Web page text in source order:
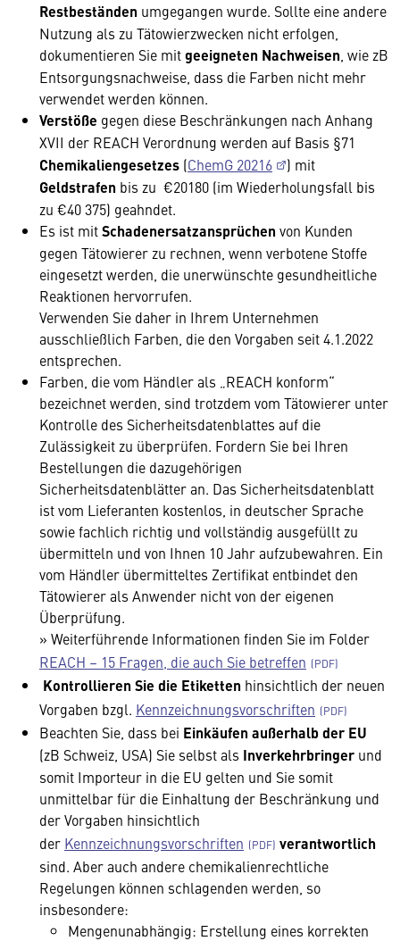
Restbeständen umgegangen wurde. Sollte eine andere
Nutzung als zu Tätowierzwecken nicht erfolgen,
dokumentieren Sie mitgeeigneten Nachweisen , wie zB
Entsorgungsnachweise, dass die Farben nicht mehr
verwendet werden können.
Verstöße gegen diese Beschränkungen nach Anhang
XVII der REACH Verordnung werden auf Basis §71
Chemikaliengesetzes (ChemG 20216 ) mit
Geldstrafen bis zu €20180 (im Wiederholungsfall bis
zu €40 375) geahndet.
Es ist mitSchadenersatzansprüchen von Kunden
gegen Tätowierer zu rechnen, wenn verbotene Stoffe
eingesetzt werden, die unerwünschte gesundheitliche
Reaktionen hervorrufen.
Verwenden Sie daher in Ihrem Unternehmen
ausschließlich Farben, die den Vorgaben seit 4.1.2022
entsprechen.
Farben, die vom Händler als „REACH konform“
bezeichnet werden, sind trotzdem vom Tätowierer unter
Kontrolle des Sicherheitsdatenblattes auf die
Zulässigkeit zu überprüfen. Fordern Sie bei Ihren
Bestellungen die dazugehörigen
Sicherheitsdatenblätter an. Das Sicherheitsdatenblatt
ist vom Lieferanten kostenlos, in deutscher Sprache
sowie fachlich richtig und vollständig ausgefüllt zu
übermitteln und von Ihnen 10 Jahr aufzubewahren. Ein
vom Händler übermitteltes Zertifikat entbindet den
Tätowierer als Anwender nicht von der eigenen
Überprüfung.
» Weiterführende Informationen finden Sie im Folder
REACH – 15 Fragen, die auch Sie betreffen
Kontrollieren Sie die Etiketten hinsichtlich der neuen
Vorgaben bzgl. Kennzeichnungsvorschriften
Beachten Sie, dass bei Einkäufen außerhalb der EU
(zB Schweiz, USA) Sie selbst als Inverkehrbringer und
somit Importeur in die EU gelten und Sie somit
unmittelbar für die Einhaltung der Beschränkung und
der Vorgaben hinsichtlich
der Kennzeichnungsvorschriften verantwortlich
sind. Aber auch andere chemikalienrechtliche
Regelungen können schlagenden werden, so
insbesondere:
Mengenunabhängig: Erstellung eines korrekten